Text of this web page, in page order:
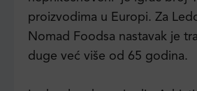
proizvodima u Europi. Za
Nomad Foodsa nastavak je
duge već više od 65 godina.